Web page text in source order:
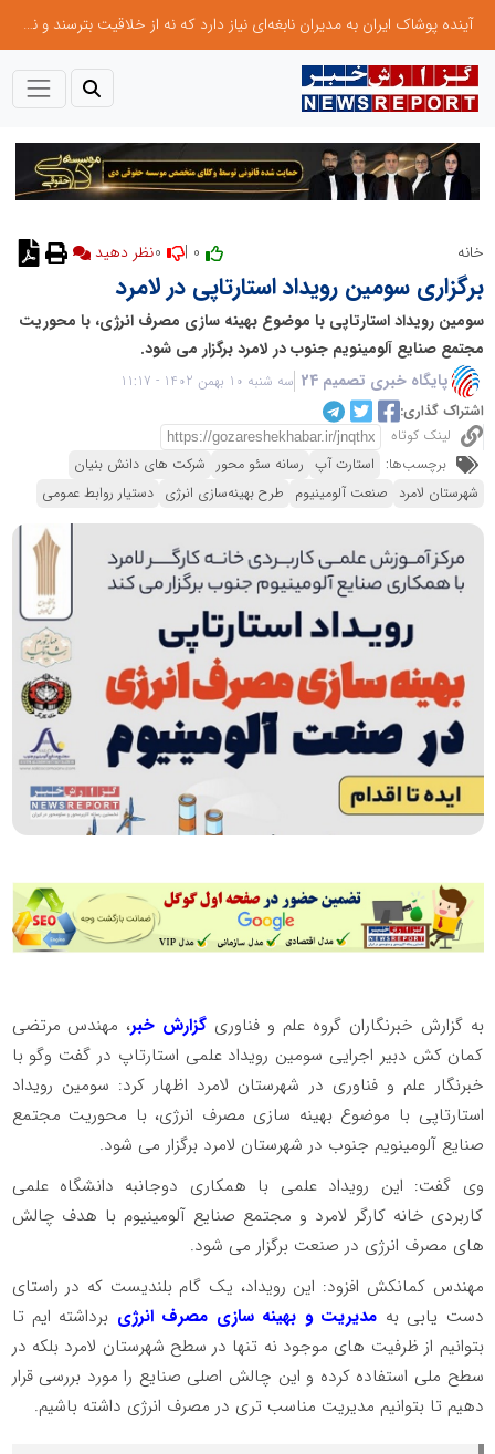
آینده پوشاک ایران به مدیران نابغه‌ای نیاز دارد که نه از خلاقیت بترسند و نه بروکراسی
خانه
برگزاری سومین رویداد استارتاپی در لامرد
سومین رویداد استارتاپی با موضوع بهینه سازی مصرف انرژی، با محوریت
مجتمع صنایع آلومینویم جنوب در لامرد برگزار می شود.
پایگاه خبری تصمیم 24
سه شنبه 10 بهمن 1402 - 11:17
اشتراک گذاری:
لینک کوتاه
برچسب‌ها: استارت آپ رسانه سئو محور شرکت های دانش بنیان
شهرستان لامرد صنعت آلومینیوم طرح بهینه‌سازی انرژی دستیار روابط عمومی
به گزارش خبرنگاران گروه علم و فناوری گزارش خبر، مهندس مرتضی
کمان کش دبیر اجرایی سومین رویداد علمی استارتاپ در گفت وگو با
خبرنگار علم و فناوری در شهرستان لامرد اظهار کرد: سومین رویداد
استارتاپی با موضوع بهینه سازی مصرف انرژی، با محوریت مجتمع
صنایع آلومینویم جنوب در شهرستان لامرد برگزار می شود.
وی گفت: این رویداد علمی با همکاری دوجانبه دانشگاه علمی
کاربردی خانه کارگر لامرد و مجتمع صنایع آلومینیوم با هدف چالش
های مصرف انرژی در صنعت برگزار می شود.
مهندس کمانکش افزود: این رویداد، یک گام بلندیست که در راستای
دست یابی به مدیریت و بهینه سازی مصرف انرژی برداشته ایم تا
بتوانیم از ظرفیت های موجود نه تنها در سطح شهرستان لامرد بلکه در
سطح ملی استفاده کرده و این چالش اصلی صنایع را مورد بررسی قرار
دهیم تا بتوانیم مدیریت مناسب تری در مصرف انرژی داشته باشیم.